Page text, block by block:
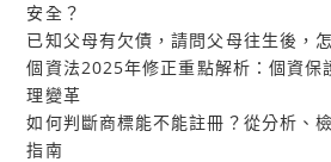
安全？
已知父母有欠債，請問父母往生後，
個資法2025年修正重點解析：個資保
理變革
如何判斷商標能不能註冊？從分析、
指南